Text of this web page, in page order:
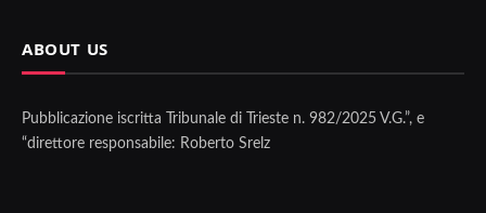
ABOUT US
Pubblicazione iscritta Tribunale di Trieste n. 982/2025 V.G.”, e
“direttore responsabile: Roberto Srelz